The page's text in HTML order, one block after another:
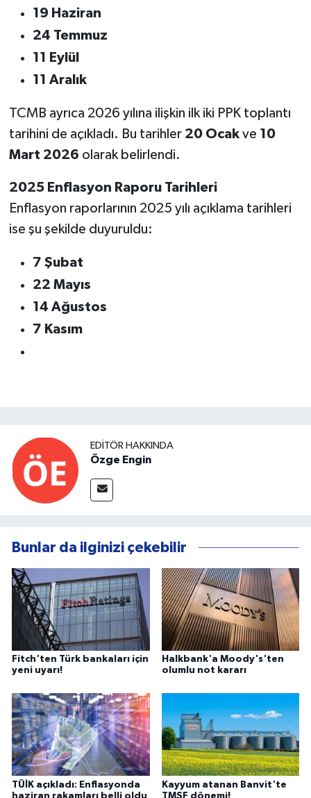
19 Haziran
24 Temmuz
11 Eylül
11 Aralık
TCMB ayrıca 2026 yılına ilişkin ilk iki PPK toplantı
tarihini de açıkladı. Bu tarihler 20 Ocakve 10
Mart 2026 olarak belirlendi.
2025 Enflasyon Raporu Tarihleri
Enflasyon raporlarının 2025 yılı açıklama tarihleri
ise şu şekilde duyuruldu:
7 Şubat
22 Mayıs
14 Ağustos
7 Kasım
EDITÖR HAKKINDA
Özge Engin
Bunlar da ilginizi çekebilir
Fitch'ten Türk bankaları için
yeni uyarı!
Halkbank'a Moody's'ten
olumlu not kararı
TÜİK açıkladı: Enflasyonda
haziran rakamları belli oldu
Kayyum atanan Banvit'te
TMSF dönemi!